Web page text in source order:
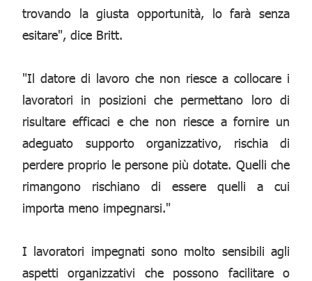
trovando la giusta opportunità, lo farà senza
esitare", dice Britt.
"Il datore di lavoro che non riesce a collocare i
lavoratori in posizioni che permettano loro di
risultare efficaci e che non riesce a fornire un
adeguato supporto organizzativo, rischia di
perdere proprio le persone più dotate. Quelli che
rimangono rischiano di essere quelli a cui
importa meno impegnarsi."
I lavoratori impegnati sono molto sensibili agli
aspetti organizzativi che possono facilitare o